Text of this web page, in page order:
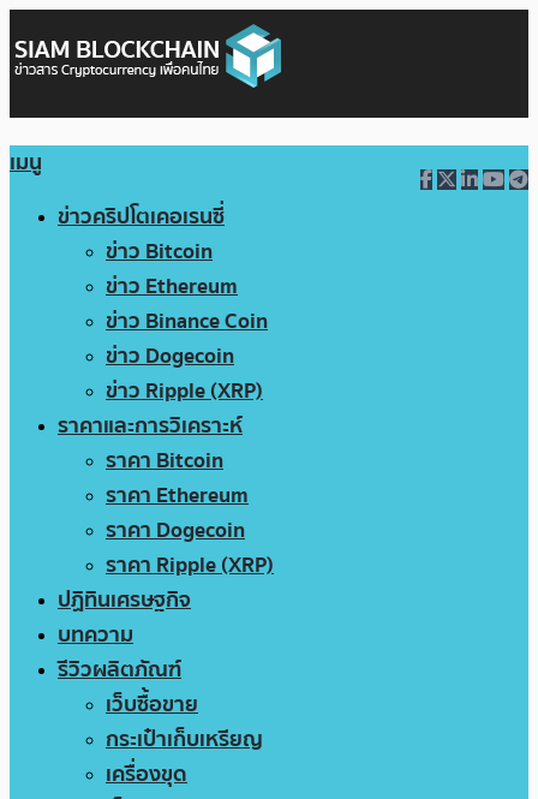
เมนู
ข่าวคริปโตเคอเรนซี่
ข่าว Bitcoin
ข่าว Ethereum
ข่าว Binance Coin
ข่าว Dogecoin
ข่าว Ripple (XRP)
ราคาและการวิเคราะห์
ราคา Bitcoin
ราคา Ethereum
ราคา Dogecoin
ราคา Ripple (XRP)
ปฏิทินเศรษฐกิจ
บทความ
รีวิวผลิตภัณฑ์
เว็บซื้อขาย
กระเป๋าเก็บเหรียญ
เครื่องขุด